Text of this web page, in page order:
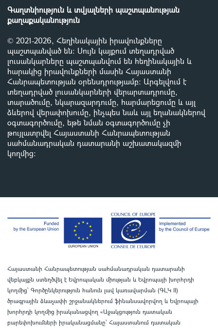
Գաղտնիություն և տվյալների պաշտպանության
քաղաքականություն
© 2021-2026, Հեղինակային իրավունքները
պաշտպանված են: Սույն կայքում տեղադրված
լուսանկարները պաշտպանվում են հեղինակային և
հարակից իրավունքների մասին Հայաստանի
Հանրապետության օրենսդրությամբ: Արգելվում է
տեղադրված լուսանկարների վերարտադրումը,
տարածումը, նկարազարդումը, հարմարեցումը և այլ
ձևերով վերափոխումը, ինչպես նաև այլ եղանակներով
օգտագործումը, եթե նման օգտագործումը չի
թույլատրվել Հայաստանի Հանրապետության
սահմանադրական դատարանի աշխատակազմի
կողմից:
Հայաստանի Հանրապետության սահմանադրական դատարանի
վեբկայքն ստեղծվել է Եվրոպական միության և Եվրոպայի խորհրդի
կողմից՝ Գործընկերություն հանուն լավ կառավարման (ԳԼԿ II)
ծրագրային ձևաչափի շրջանակներում ֆինանսավորվող և Եվրոպայի
խորհրդի կողմից իրականացվող «Աջակցություն դատական
բարեփոխումների իրականացմանը` Հայաստանում դատական